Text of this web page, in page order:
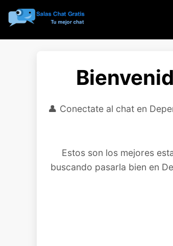
👤 Conectate al chat en
Estos son los mejores
buscando pasarla bien en